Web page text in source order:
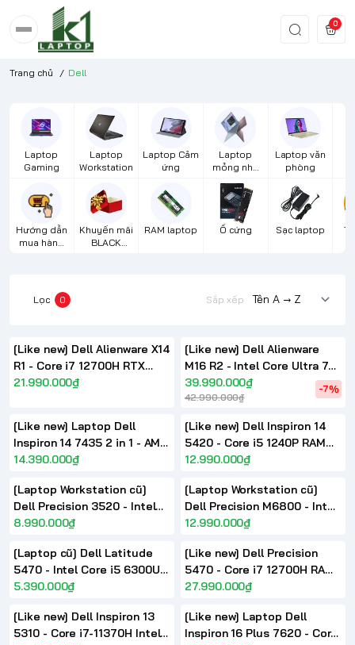
0
Trang chủ / Dell
Laptop
Gaming
Laptop
Workstation
Laptop Cảm
ứng
Laptop
mỏng nhẹ
Laptop văn
phòng
Hướng dẫn
mua hàng
Khuyến mãi
BLACK
RAM laptop Ổ cứng Sạc laptop
Lọc 0 Sắp xếp
[Like new] Dell Alienware X14
R1 - Core i7 12700H RTX
3060 FHD 144Hz 14inch
21.990.000₫
[Like new] Dell Alienware
M16 R2 - Intel Core Ultra 7
155H Nvidia RTX4070
16.0inch QHD+ 240Hz
39.990.000₫
42.990.000₫
-7%
[Like new] Laptop Dell
Inspiron 14 7435 2 in 1 - AMD
Ryzen 5 7530U 14 inch FHD+
14.390.000₫
[Like new] Dell Inspiron 14
5420 - Core i5 1240P RAM
16G SSD 512G 14 inch FHD
12.990.000₫
[Laptop Workstation cũ]
Dell Precision 3520 - Intel
Core i7 6820HQ Quadro
8.990.000₫
[Laptop Workstation cũ]
Dell Precision M6800 - Intel
Core i7 4800MQ Nvidia
12.990.000₫
[Laptop cũ] Dell Latitude
5470 - Intel Core i5 6300U
14 inch HD
5.390.000₫
[Like new] Dell Precision
5470 - Core i7 12700H RAM
16GB SSD 512GB RTX A1000
27.990.000₫
[Like new] Dell Inspiron 13
5310 - Core i7-11370H Intel
[Like new] Laptop Dell
Inspiron 16 Plus 7620 - Core